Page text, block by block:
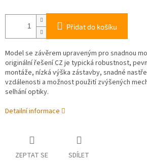
Přidat do košíku
Model se závěrem upraveným pro snadnou
originální řešení CZ je typická robustnost,
montáže, nízká výška zástavby, snadné
vzdálenosti a možnost použití zvýšených
selhání optiky.
Detailní informace
ZEPTAT SE SDÍLET